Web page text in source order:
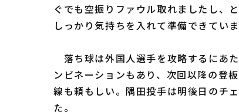
ぐでも空振りファウル取れましたし、
しっかり気持ちを入れて準備できていま
落ち球は外国人選手を攻略するにあ
ンビネーションもあり、次回以降の登
線も頼もしい。隅田投手は明後日のチ
た。